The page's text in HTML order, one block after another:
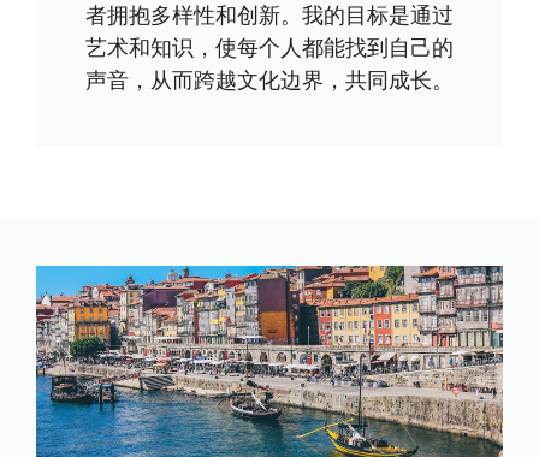
者拥抱多样性和创新。我的目标是通过
艺术和知识，使每个人都能找到自己的
声音，从而跨越文化边界，共同成长。